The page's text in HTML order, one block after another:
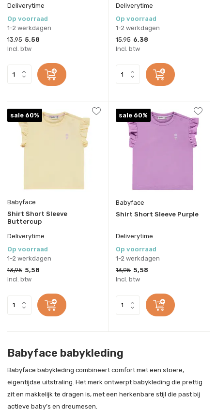
Deliverytime
Op voorraad
1-2 werkdagen
13,95 5,58
Incl. btw
Deliverytime
Op voorraad
1-2 werkdagen
15,95 6,38
Incl. btw
sale 60%
Babyface
Shirt Short Sleeve
Buttercup
Deliverytime
Op voorraad
1-2 werkdagen
13,95 5,58
Incl. btw
sale 60%
Babyface
Shirt Short Sleeve Purple
Deliverytime
Op voorraad
1-2 werkdagen
13,95 5,58
Incl. btw
Babyface babykleding
Babyface babykleding combineert comfort met een stoere,
eigentijdse uitstraling. Het merk ontwerpt babykleding die prettig
zit en makkelijk te dragen is, met een herkenbare stijl die past bij
actieve baby’s en dreumesen.